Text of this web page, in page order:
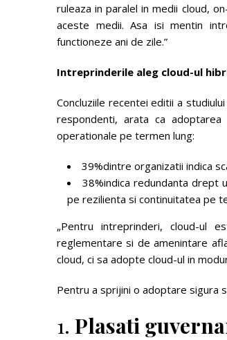
ruleaza in paralel in medii cloud,
aceste medii. Asa isi mentin
functioneze ani de zile.”
Intreprinderile aleg cloud-ul
Concluziile recentei editii a
respondenti, arata ca
operationale pe termen lung:
39%dintre organizatii indica
38%indica redundanta drept
pe rezilienta si continuitatea pe
„Pentru intreprinderi, cloud-ul
reglementare si de amenintare
cloud, ci sa adopte cloud-ul in
Pentru a sprijini o adoptare sigura
1. Plasati